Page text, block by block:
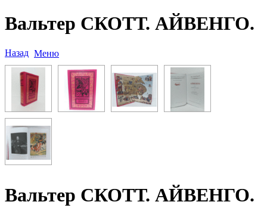
Вальтер СКОТТ. АЙВЕНГО.
Назад Меню
Вальтер СКОТТ. АЙВЕНГО.